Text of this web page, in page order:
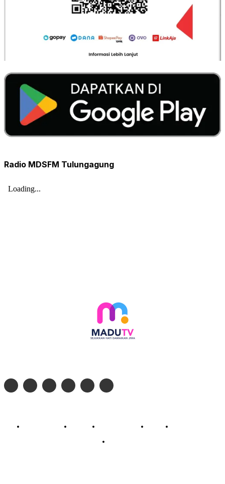
Radio MDSFM Tulungagung
Profil Madu TV Redaksi Pedoman Siber Kontak